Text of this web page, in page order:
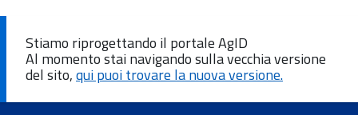
Stiamo riprogettando il portale AgID
Al momento stai navigando sulla vecchia versione
del sito,qui puoi trovare la nuova versione.